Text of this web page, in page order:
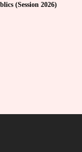
(Session 2026)